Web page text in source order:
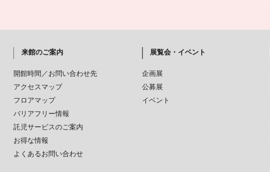
来館のご案内
開館時間／お問い合わせ先
アクセスマップ
フロアマップ
バリアフリー情報
託児サービスのご案内
お得な情報
よくあるお問い合わせ
展覧会・イベント
企画展
公募展
イベント